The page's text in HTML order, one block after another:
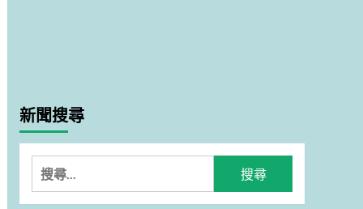
新聞搜尋
搜
尋
關